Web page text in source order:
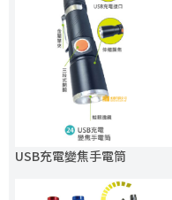
USB充電變焦手電筒